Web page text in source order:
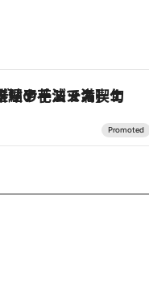
「土佐和ハーブかき氷」がOMO7高知に登場！生姜、山椒、大葉など目にも舌にも涼を呼ぶ郷土の味